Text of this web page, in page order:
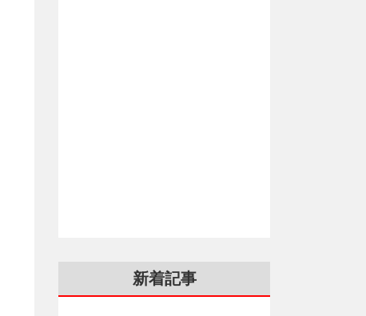
新着記事